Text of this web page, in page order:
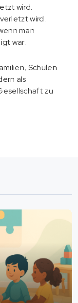
wird.
wird.
man
war.
Schulen
als
zu